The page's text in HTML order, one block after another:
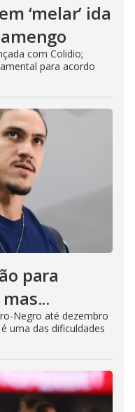
‘melar’ ida
com Colidio;
para acordo
para
Negro até dezembro
uma das dificuldades